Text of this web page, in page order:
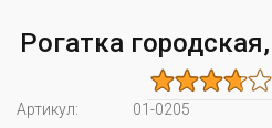
Рогатка
Артикул:
01-0205